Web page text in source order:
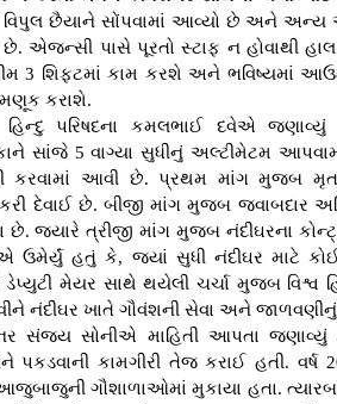
છૈયાને સોંપવામાં આવ્યો છે અને અન્ય એક
એજન્સી પાસે પૂરતો સ્ટાફ ન હોવાથી
3 શિફ્ટમાં કામ કરશે અને ભવિષ્યમાં
કરાશે.
હિન્દુ પરિષદના કમલભાઈ દવેએ
સાંજે 5 વાગ્યા સુધીનું અલ્ટીમેટમ
કરવામાં આવી છે. પ્રથમ માંગ મુજબ મૃત
દેવાઈ છે. બીજી માંગ મુજબ જવાબદાર
છે. જ્યારે ત્રીજી માંગ મુજબ નંદીઘરના
ઉમેર્યું હતું કે, જ્યાં સુધી નંદીઘર માટે કોઈ
મેયર સાથે થયેલી ચર્ચા મુજબ વિશ્વ
નંદીઘર ખાતે ગૌવંશની સેવા અને જાળવણીનું
સંજય સોનીએ માહિતી આપતા જણાવ્યું
કામગીરી તેજ કરાઈ હતી. વર્ષ
ગૌશાળાઓમાં મુકાયા હતા.